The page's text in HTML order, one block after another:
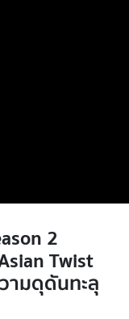
2
Twist
ามดุดันทะลุ